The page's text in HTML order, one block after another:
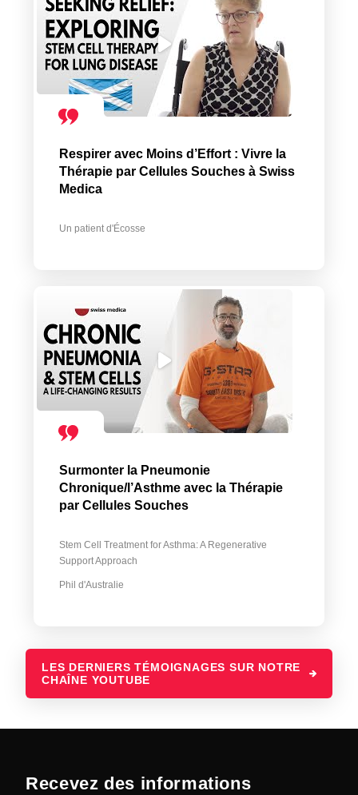
Respirer avec Moins d’Effort : Vivre la
Thérapie par Cellules Souches à Swiss
Medica
Un patient d'Écosse
Surmonter la Pneumonie
Chronique/l’Asthme avec la Thérapie
par Cellules Souches
Stem Cell Treatment for Asthma: A Regenerative
Support Approach
Phil d'Australie
LES DERNIERS TÉMOIGNAGES SUR NOTRE
CHAÎNE YOUTUBE
Recevez des informations